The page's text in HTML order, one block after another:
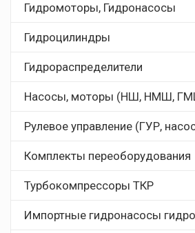
Гидромоторы, Гидронасосы
Гидроцилиндры
Гидрораспределители
Насосы, моторы (НШ, НМШ,
Рулевое управление (ГУР,
Комплекты переоборудования
Турбокомпрессоры ТКР
Импортные гидронасосы